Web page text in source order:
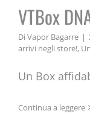
VTBox
Di Vapor Bagarre |
arrivi negli store!,
Un Box
Continua a leggere